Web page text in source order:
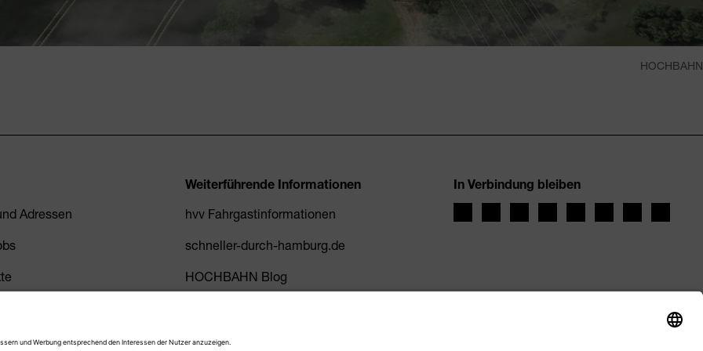
HOCHBAHN
Adressen
Weiterführende Informationen
hvv Fahrgastinformationen
schneller-durch-hamburg.de
HOCHBAHN Blog
In Verbindung bleiben